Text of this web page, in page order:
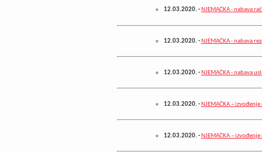
12.03.2020.- NJEMAČKA - nabava
12.03.2020.- NJEMAČKA - nabava
12.03.2020.- NJEMAČKA - nabava
12.03.2020.- NJEMAČKA –
12.03.2020.- NJEMAČKA –